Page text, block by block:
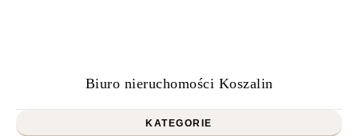
Biuro nieruchomości Koszalin
KATEGORIE